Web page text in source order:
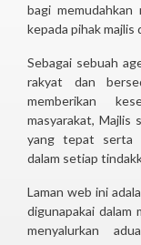
bagi memudahkan
kepada pihak
Sebagai sebuah
rakyat dan
memberikan
masyarakat, Majlis
yang tepat serta
dalam setiap
Laman web ini
digunapakai dalam
menyalurkan